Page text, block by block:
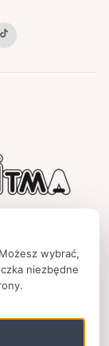
wybrać,
niezbędne